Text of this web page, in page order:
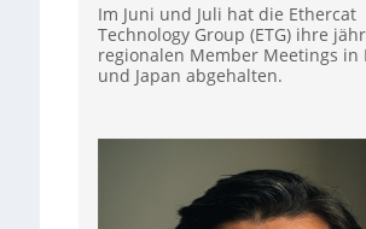
Im Juni und Juli hat die Ethercat
Technology Group (ETG) ihre
regionalen Member Meetings in
und Japan abgehalten.